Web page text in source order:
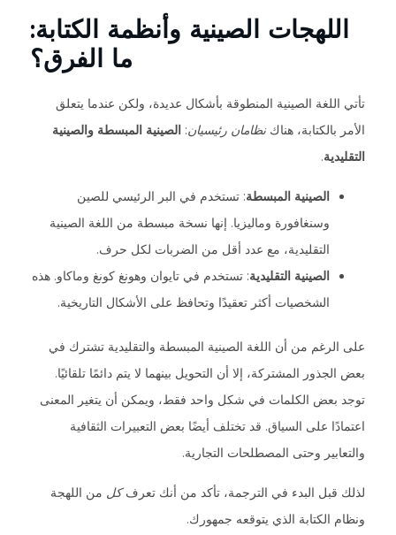
اللهجات الصينية وأنظمة الكتابة:
ما الفرق؟
تأتي اللغة الصينية المنطوقة بأشكال عديدة، ولكن عندما يتعلق
الأمر بالكتابة، هناك نظامان رئيسيان: الصينية المبسطة والصينية
التقليدية.
الصينية المبسطة: تستخدم في البر الرئيسي للصين
وسنغافورة وماليزيا. إنها نسخة مبسطة من اللغة الصينية
التقليدية، مع عدد أقل من الضربات لكل حرف.
الصينية التقليدية: تستخدم في تايوان وهونغ كونغ وماكاو. هذه
الشخصيات أكثر تعقيدًا وتحافظ على الأشكال التاريخية.
على الرغم من أن اللغة الصينية المبسطة والتقليدية تشترك في
بعض الجذور المشتركة، إلا أن التحويل بينهما لا يتم دائمًا تلقائيًا.
توجد بعض الكلمات في شكل واحد فقط، ويمكن أن يتغير المعنى
اعتمادًا على السياق. قد تختلف أيضًا بعض التعبيرات الثقافية
والتعابير وحتى المصطلحات التجارية.
لذلك قبل البدء في الترجمة، تأكد من أنك تعرفكل من اللهجة
ونظام الكتابة الذي يتوقعه جمهورك.